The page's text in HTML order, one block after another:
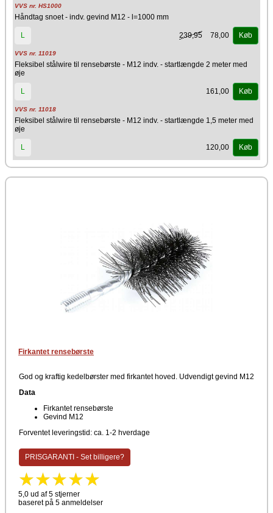
VVS nr. HS1000
Håndtag snoet - indv. gevind M12 - l=1000 mm
L 239,95 78,00 Køb
VVS nr. 11019
Fleksibel stålwire til rensebørste - M12 indv. - startlængde 2 meter med
øje
L 161,00 Køb
VVS nr. 11018
Fleksibel stålwire til rensebørste - M12 indv. - startlængde 1,5 meter med
øje
L 120,00 Køb
Firkantet rensebørste
God og kraftig kedelbørster med firkantet hoved. Udvendigt gevind M12
Data
Firkantet rensebørste
Gevind M12
Forventet leveringstid: ca. 1-2 hverdage
PRISGARANTI - Set billigere?
5,0 ud af 5 stjerner
baseret på 5 anmeldelser